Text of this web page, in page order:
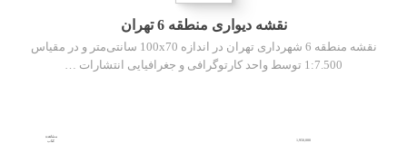
نقشه دیواری منطقه 6 تهران
نقشه منطقه 6 شهرداری تهران در اندازه 100x70 سانتی‌متر و در مقیاس
1:7.500 توسط واحد کارتوگرافی و جغرافیایی انتشارات …
1,950,000
مشاهده
کتاب